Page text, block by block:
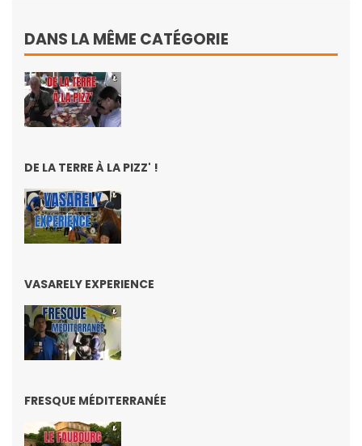
DANS LA MÊME CATÉGORIE
DE LA TERRE À LA PIZZ' !
VASARELY EXPERIENCE
FRESQUE MÉDITERRANÉE